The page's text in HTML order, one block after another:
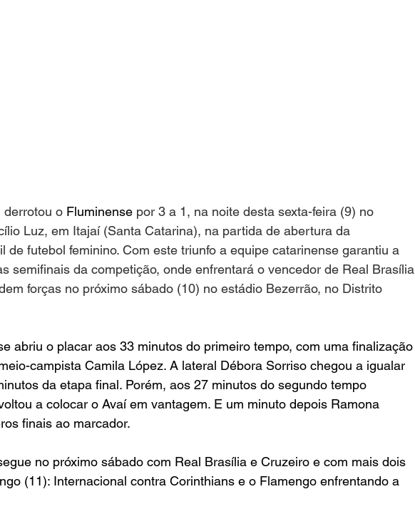
derrotou o Fluminense por 3 a 1, na noite desta sexta-feira (9) no
Luz, em Itajaí (Santa Catarina), na partida de abertura da
de futebol feminino. Com este triunfo a equipe catarinense garantiu a
semifinais da competição, onde enfrentará o vencedor de Real Brasília
forças no próximo sábado (10) no estádio Bezerrão, no Distrito
abriu o placar aos 33 minutos do primeiro tempo, com uma finalização
campista Camila López. A lateral Débora Sorriso chegou a igualar
da etapa final. Porém, aos 27 minutos do segundo tempo
a colocar o Avaí em vantagem. E um minuto depois Ramona
finais ao marcador.
no próximo sábado com Real Brasília e Cruzeiro e com mais dois
(11): Internacional contra Corinthians e o Flamengo enfrentando a